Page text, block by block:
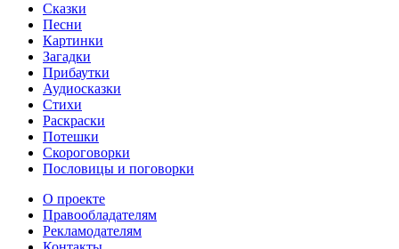
Сказки
Песни
Картинки
Загадки
Прибаутки
Аудиосказки
Стихи
Раскраски
Потешки
Скороговорки
Пословицы и поговорки
О проекте
Правообладателям
Рекламодателям